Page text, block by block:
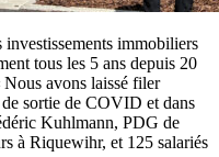
immobiliers
tous les 5 ans depuis 20
avons laissé filer
sortie de COVID et dans
Kuhlmann, PDG de
à Riquewihr, et 125 salariés